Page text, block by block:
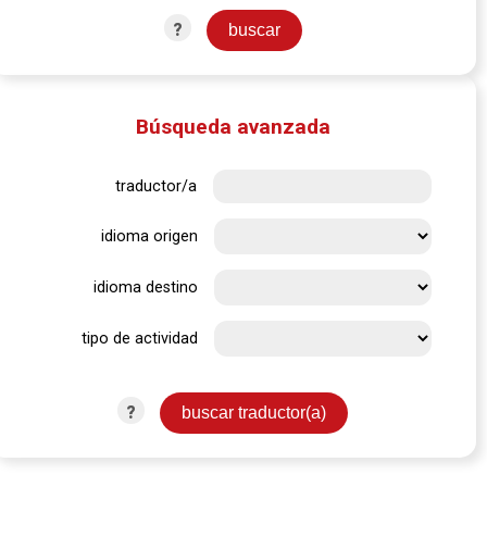
?
Búsqueda avanzada
traductor/a
idioma origen
idioma destino
tipo de actividad
?